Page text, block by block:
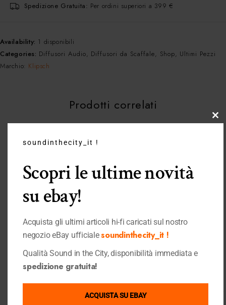
Spedizione Gratuita: Per ordini superiori a 399 €
Availability: 1 disponibili
Categories: Diffusori Audio, Diffusori da Scaffale, Shop, Ultimi Pezzi
Marchio: Klipsch
Prodotti correlati
Quick View
Audiolab
Audiolab 6000N Play Black
Cambridge Audio
Cambridge Audio CXC v2 Lunar
soundinthecity_it !
Scopri le ultime novità
su ebay!
Acquista gli ultimi articoli hi-fi caricati sul nostro
negozio eBay ufficialesoundinthecity_it !
Qualità Sound in the City, disponibilità immediata e
spedizione gratuita!
ACQUISTA SU EBAY